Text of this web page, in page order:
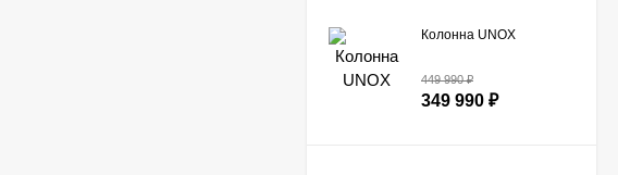
Колонна UNOX
449 990₽
349 990 ₽